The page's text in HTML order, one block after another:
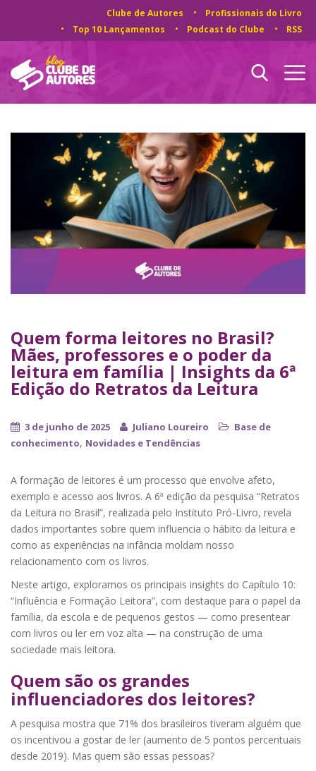
Clube de Autores
Profissionais do Livro
Top 10 Lançamentos
Podcast do Clube RSS
Quem forma leitores no Brasil?
Mães, professores e o poder da
leitura em família | Insights da 6ª
Edição do Retratos da Leitura
3 de junho de 2025 Juliano Loureiro
Base de
conhecimento, Novidades e Tendências
A formação de leitores é um processo que envolve afeto,
exemplo e acesso aos livros. A 6ª edição da pesquisa “Retratos
da Leitura no Brasil”, realizada pelo Instituto Pró-Livro, revela
dados importantes sobre quem influencia o hábito da leitura e
como as experiências na infância moldam nosso
relacionamento com os livros.
Neste artigo, exploramos os principais insights do Capítulo 10:
“Influência e Formação Leitora”, com destaque para o papel da
família, da escola e de pequenos gestos — como presentear
com livros ou ler em voz alta — na construção de uma
sociedade mais leitora.
Quem são os grandes
influenciadores dos leitores?
A pesquisa mostra que 71% dos brasileiros tiveram alguém que
os incentivou a gostar de ler (aumento de 5 pontos percentuais
desde 2019). Mas quem são essas pessoas?